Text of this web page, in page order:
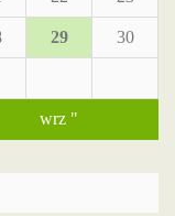
29 30
wrz "